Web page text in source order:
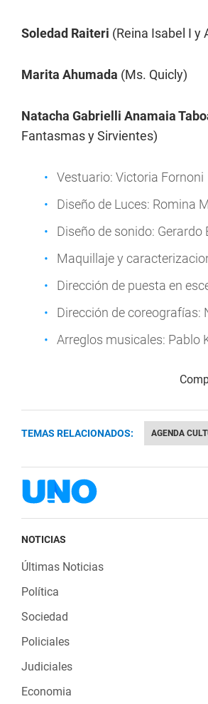
Soledad Raiteri (Reina Isabel I y
Marita Ahumada (Ms. Quicly)
Natacha Gabrielli Anamaia
Fantasmas y Sirvientes)
Vestuario: Victoria Fornoni
Diseño de Luces: Romina
Diseño de sonido: Gerardo
Maquillaje y
Dirección de puesta en
Dirección de coreografías:
Arreglos musicales: Pablo
TEMAS RELACIONADOS: AGENDA
NOTICIAS
Últimas Noticias
Política
Sociedad
Policiales
Judiciales
Economia